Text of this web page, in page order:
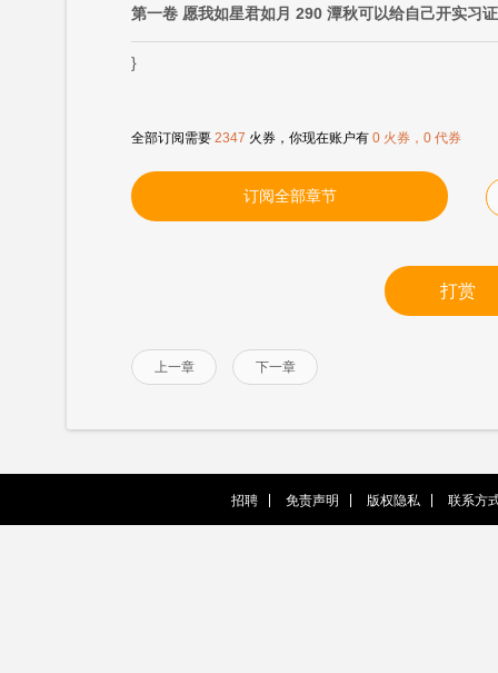
第一卷 愿我如星君如月 290 潭秋可以给自己开实习
}
全部订阅需要 2347 火券，你现在账户有 0 火券，0 代券
订阅全部章节
打赏
上一章 下一章
招聘 免责声明 版权隐私 联系方